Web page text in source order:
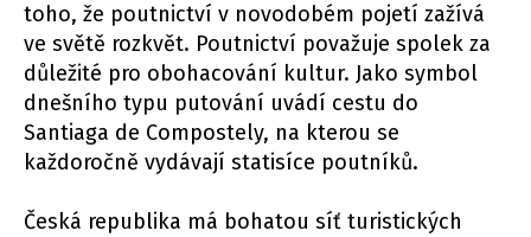
toho, že poutnictví v novodobém pojetí zažívá
ve světě rozkvět. Poutnictví považuje spolek za
důležité pro obohacování kultur. Jako symbol
dnešního typu putování uvádí cestu do
Santiaga de Compostely, na kterou se
každoročně vydávají statisíce poutníků.
Česká republika má bohatou síť turistických